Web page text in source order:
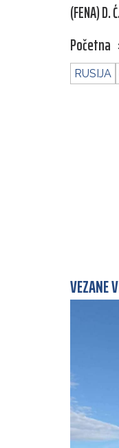
(FENA) D. Ć.
Početna
RUSIJA
VEZANE